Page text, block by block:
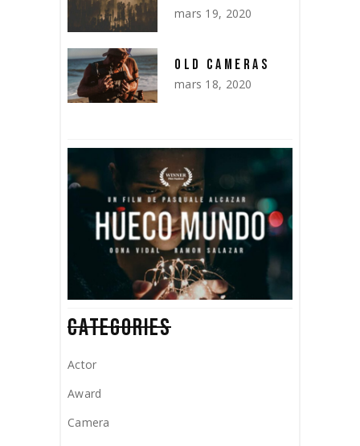
mars 19, 2020
OLD CAMERAS
mars 18, 2020
CATEGORIES
Actor
Award
Camera